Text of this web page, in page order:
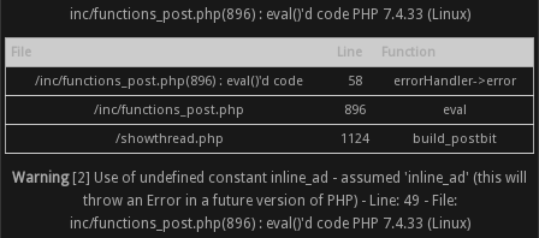
inc/functions_post.php(896) : eval()'d code PHP 7.4.33 (Linux)
File Line
Function
/inc/functions_post.php(896) : eval()'d code
58
errorHandler->error
/inc/functions_post.php
896
eval
/showthread.php
1124 build_postbit
Warning[2] Use of undefined constant inline_ad - assumed 'inline_ad' (this will
throw an Error in a future version of PHP) - Line: 49 - File:
inc/functions_post.php(896) : eval()'d code PHP 7.4.33 (Linux)